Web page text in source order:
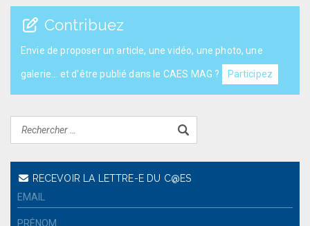
Contribuez
Envie de proposer un article, une vidéo, une photo, une
galerie... et d'être publié dans le CAES MAG ? Participez
RECEVOIR LA LETTRE-E DU C@ES